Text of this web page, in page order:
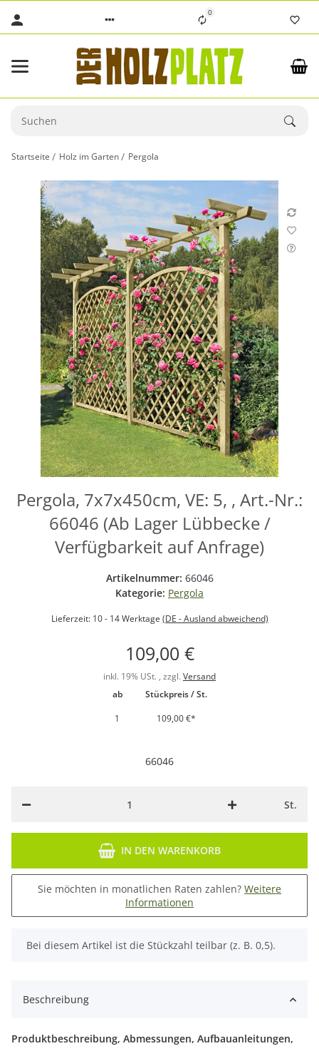
0
Startseite Holz im Garten Pergola
Pergola, 7x7x450cm, VE: 5, , Art.-Nr.:
66046 (Ab Lager Lübbecke /
Verfügbarkeit auf Anfrage)
Artikelnummer: 66046
Kategorie: Pergola
Lieferzeit: 10 - 14 Werktage (DE - Ausland abweichend)
109,00 €
inkl. 19% USt. , zzgl. Versand
ab
Stückpreis / St.
1
109,00 €*
66046
St.
IN DEN WARENKORB
Sie möchten in monatlichen Raten zahlen? Weitere
Informationen
x
Bei diesem Artikel ist die Stückzahl teilbar (z. B. 0,5).
Beschreibung
Produktbeschreibung, Abmessungen, Aufbauanleitungen,